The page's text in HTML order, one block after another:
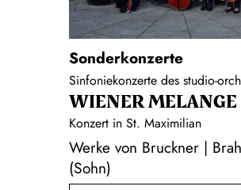
Sonderkonzerte
Sinfoniekonzerte des studio-
WIENER MELANGE
Konzert in St. Maximilian
Werke von Bruckner |
(Sohn)